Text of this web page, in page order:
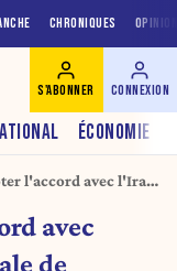
CHRONIQUES
ÉCONOMIE
S'ABONNER CONNEXION
l'accord avec l'Iran
avec
de